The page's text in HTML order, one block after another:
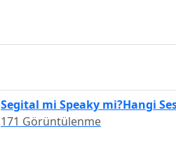
Segital mi Speaky mi?Hangi
171 Görüntülenme